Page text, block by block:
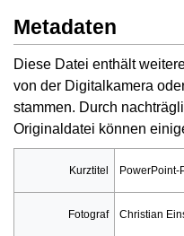
Metadaten
Diese Datei enthält
von der Digitalkamera
stammen. Durch
Originaldatei können
Kurztitel PowerPoint-
Fotograf Christian